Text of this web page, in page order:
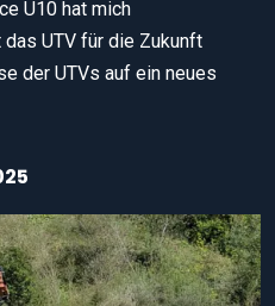
U10 hat mich
UTV für die Zukunft
der UTVs auf ein neues